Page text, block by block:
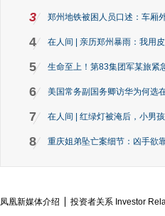
3 郑州地铁被困人员口述：车厢
4 在人间 | 亲历郑州暴雨：我用
5 生命至上！第83集团军某旅紧
6 美国常务副国务卿访华为何选
7 在人间 | 红绿灯被淹后，小男
8 重庆姐弟坠亡案细节：凶手欲
凤凰新媒体介绍 投资者关系 Investor